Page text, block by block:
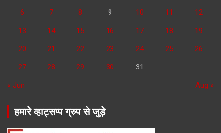
6 7 8 9 10 11 12
13 14 15 16 17 18 19
20 21 22 23 24 25 26
27 28 29 30 31
« Jun Aug »
हमारे व्हाट्सप्प ग्रुप से जुड़े